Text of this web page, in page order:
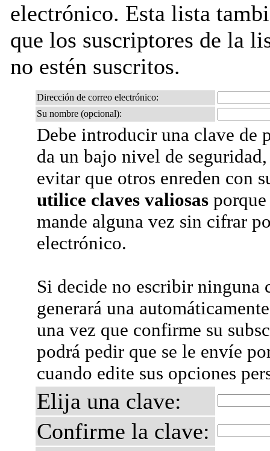
electrónico. Esta lista
que los suscriptores de la
no estén suscritos.
Dirección de correo electrónico:
Su nombre (opcional):
Debe introducir una clave de
da un bajo nivel de
evitar que otros enreden con
utilice claves valiosas
mande alguna vez sin cifrar
electrónico.
Si decide no escribir ninguna
generará una
una vez que confirme su
podrá pedir que se le envíe
cuando edite sus opciones
Elija una clave:
Confirme la clave: